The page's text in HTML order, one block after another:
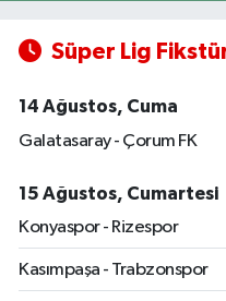
Süper Lig
14 Ağustos, Cuma
Galatasaray - Çorum FK
15 Ağustos, Cumartesi
Konyaspor - Rizespor
Kasımpaşa - Trabzonspor